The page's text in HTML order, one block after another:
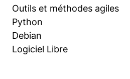
Outils et méthodes agiles
Python
Debian
Logiciel Libre